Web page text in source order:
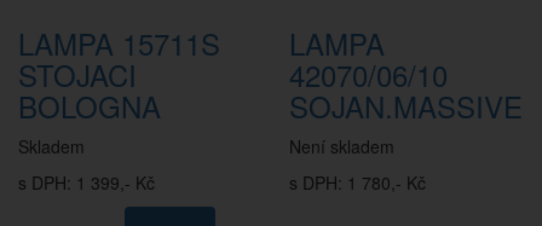
LAMPA 15711S
STOJACI
BOLOGNA
Skladem
s DPH: 1 399,- Kč
LAMPA
42070/06/10
SOJAN.MASSIVE
Není skladem
s DPH: 1 780,- Kč